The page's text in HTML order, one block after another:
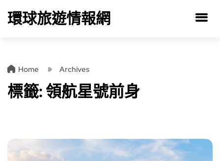
環球旅遊情報網
Home Archives
標籤:領航星號前身